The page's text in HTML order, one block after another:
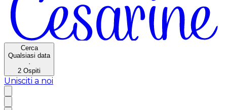
Cerca
Qualsiasi data
·
2 Ospiti
Unisciti a noi